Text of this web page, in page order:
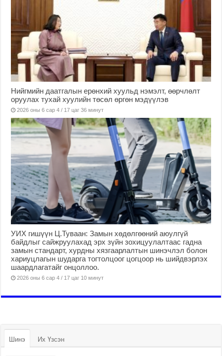
Нийгмийн даатгалын ерөнхий хуульд нэмэлт, өөрчлөлт
оруулах тухай хуулийн төсөл өргөн мэдүүлэв
2026 оны 6 сар 4 / 17 цаг 36 минут
УИХ гишүүн Ц.Туваан: Замын хөдөлгөөний аюулгүй
байдлыг сайжруулахад эрх зүйн зохицуулалтаас гадна
замын стандарт, хурдны хязгаарлалтын шинэчлэл болон
хариуцлагын шударга тогтолцоог цогцоор нь шийдвэрлэх
шаардлагатайг онцоллоо.
2026 оны 6 сар 4 / 17 цаг 10 минут
Шинэ Их Үзсэн